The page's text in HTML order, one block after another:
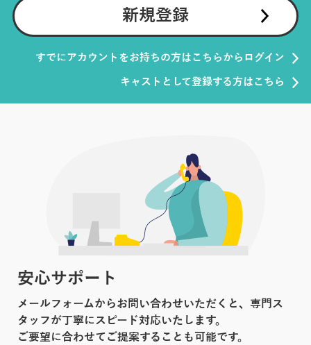
新規登録
すでにアカウントをお持ちの方はこちらからログイン
キャストとして登録する方はこちら
安心サポート
メールフォームからお問い合わせいただくと、専門ス
タッフが丁寧にスピード対応いたします。
ご要望に合わせてご提案することも可能です。